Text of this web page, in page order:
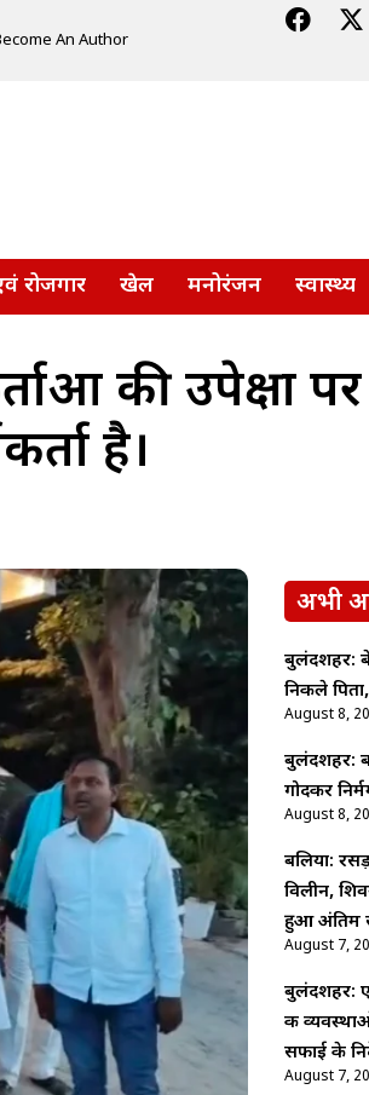
An Author
रोजगार खेल मनोरंजन स्वास्थ्य
की उपेक्षा
है।
अभी
बुलंदशहर:
निकले
August 8,
बुलंदशहर:
गोदकर
August 8,
बलिया:
विलीन,
हुआ अंतिम
August 7,
बुलंदशहर:
की
सफाई के
August 7,